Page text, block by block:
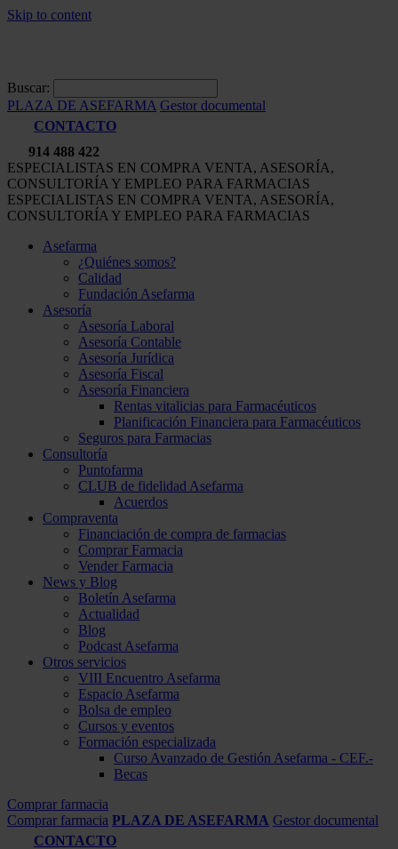
Skip to content
Buscar:
PLAZA DE ASEFARMA Gestor documental
CONTACTO
914 488 422
ESPECIALISTAS EN COMPRA VENTA, ASESORÍA,
CONSULTORÍA Y EMPLEO PARA FARMACIAS
ESPECIALISTAS EN COMPRA VENTA, ASESORÍA,
CONSULTORÍA Y EMPLEO PARA FARMACIAS
Asefarma
¿Quiénes somos?
Calidad
Fundación Asefarma
Asesoría
Asesoría Laboral
Asesoría Contable
Asesoría Jurídica
Asesoría Fiscal
Asesoría Financiera
Rentas vitalicias para Farmacéuticos
Planificación Financiera para Farmacéuticos
Seguros para Farmacias
Consultoría
Puntofarma
CLUB de fidelidad Asefarma
Acuerdos
Compraventa
Financiación de compra de farmacias
Comprar Farmacia
Vender Farmacia
News y Blog
Boletín Asefarma
Actualidad
Blog
Podcast Asefarma
Otros servicios
VIII Encuentro Asefarma
Espacio Asefarma
Bolsa de empleo
Cursos y eventos
Formación especializada
Curso Avanzado de Gestión Asefarma - CEF.-
Becas
Comprar farmacia
Comprar farmacia PLAZA DE ASEFARMA Gestor documental
CONTACTO